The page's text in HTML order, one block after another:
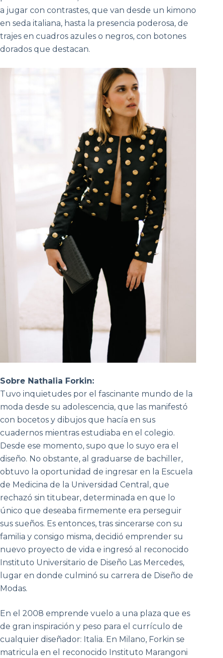
a jugar con contrastes, que van desde un kimono
en seda italiana, hasta la presencia poderosa, de
trajes en cuadros azules o negros, con botones
dorados que destacan.
Sobre Nathalia Forkin:
Tuvo inquietudes por el fascinante mundo de la
moda desde su adolescencia, que las manifestó
con bocetos y dibujos que hacía en sus
cuadernos mientras estudiaba en el colegio.
Desde ese momento, supo que lo suyo era el
diseño. No obstante, al graduarse de bachiller,
obtuvo la oportunidad de ingresar en la Escuela
de Medicina de la Universidad Central, que
rechazó sin titubear, determinada en que lo
único que deseaba firmemente era perseguir
sus sueños. Es entonces, tras sincerarse con su
familia y consigo misma, decidió emprender su
nuevo proyecto de vida e ingresó al reconocido
Instituto Universitario de Diseño Las Mercedes,
lugar en donde culminó su carrera de Diseño de
Modas.
En el 2008 emprende vuelo a una plaza que es
de gran inspiración y peso para el currículo de
cualquier diseñador: Italia. En Milano, Forkin se
matricula en el reconocido Instituto Marangoni